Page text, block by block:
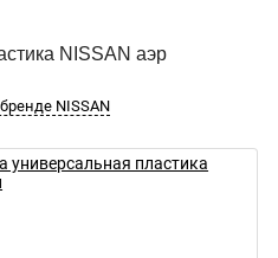
NISSAN аэр
NISSAN